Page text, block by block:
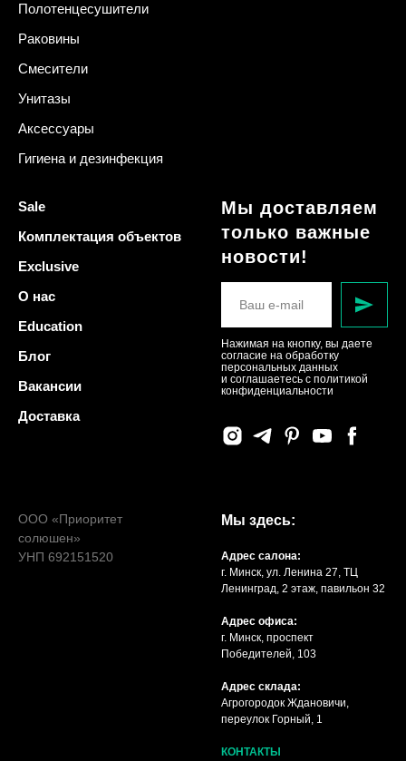
Полотенцесушители
Раковины
Смесители
Унитазы
Аксессуары
Гигиена и дезинфекция
Sale
Комплектация объектов
Exclusive
О нас
Education
Блог
Вакансии
Доставка
Мы доставляем
только важные
новости!
Нажимая на кнопку, вы даете
согласие на обработку
персональных данных
и соглашаетесь c политикой
конфиденциальности
ООО «Приоритет
солюшен»
УНП 692151520
Мы здесь:
Адрес салона:
г. Минск, ул. Ленина 27, ТЦ
Ленинград, 2 этаж, павильон 32
Адрес офиса:
г. Минск, проспект
Победителей, 103
Адрес склада:
Агрогородок Ждановичи,
переулок Горный, 1
КОНТАКТЫ